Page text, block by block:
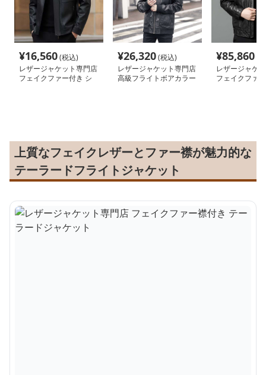
¥16,560(税込)
レザージャケット専門店
フェイクファー付き シ
¥26,320(税込)
レザージャケット専門店
高級フライトボアカラー
¥85,860
レザージャケ
フェイクファ
上質なフェイクレザーとファー襟が魅力的な
テーラードフライトジャケット